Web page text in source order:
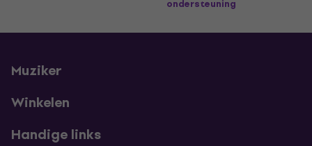
ondersteuning
Muziker
Winkelen
Handige links